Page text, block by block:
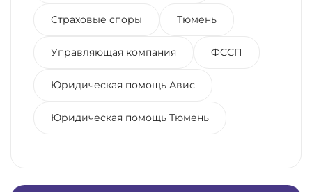
Страховые споры Тюмень
Управляющая компания ФССП
Юридическая помощь Авис
Юридическая помощь Тюмень